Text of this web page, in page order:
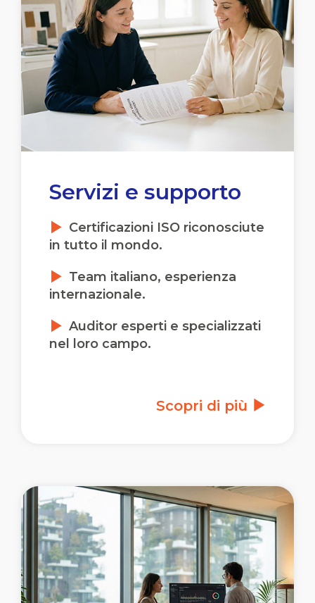
Servizi e supporto
Certificazioni ISO riconosciute
in tutto il mondo.
Team italiano, esperienza
internazionale.
Auditor esperti e specializzati
nel loro campo.
Scopri di più